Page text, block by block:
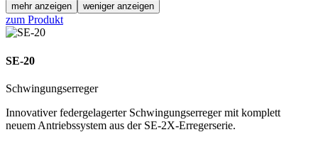
mehr anzeigen weniger anzeigen
zum Produkt
SE-20
Schwingungserreger
Innovativer federgelagerter Schwingungserreger mit komplett
neuem Antriebssystem aus der SE-2X-Erregerserie.